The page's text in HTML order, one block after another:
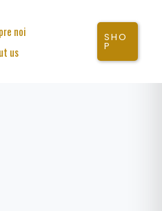
noi
us
SHO
P